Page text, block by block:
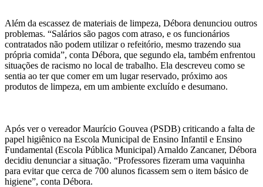
Além da escassez de materiais de limpeza, Débora denunciou outros
problemas. “Salários são pagos com atraso, e os funcionários
contratados não podem utilizar o refeitório, mesmo trazendo sua
própria comida”, conta Débora, que segundo ela, também enfrentou
situações de racismo no local de trabalho. Ela descreveu como se
sentia ao ter que comer em um lugar reservado, próximo aos
produtos de limpeza, em um ambiente excluído e desumano.
Após ver o vereador Maurício Gouvea (PSDB) criticando a falta de
papel higiênico na Escola Municipal de Ensino Infantil e Ensino
Fundamental (Escola Pública Municipal) Arnaldo Zancaner, Débora
decidiu denunciar a situação. “Professores fizeram uma vaquinha
para evitar que cerca de 700 alunos ficassem sem o item básico de
higiene”, conta Débora.